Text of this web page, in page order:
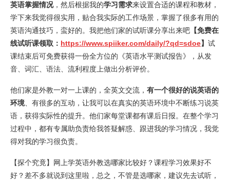
英语掌握情况，然后根据我的学习需求来设置合适的课程和教材，
学下来我觉得很实用，贴合我实际的工作场景，掌握了很多有用的
英语沟通技巧，蛮好的。我把他们家的试听课分享出来吧 【免费在
线试听课领取： https://www.spiiker.com/daily/?qd=sdoe】 试
课结束后可免费获得一份全方位的《英语水平测试报告》，从发
音、词汇、语法、流利程度上做出分析评价。
他们家是外教一对一上课的，全英文交流， 有一个很好的说英语的
环境 、有很多的互动，让我可以在真实的英语环境中不断练习说英
语，获得实际性的提升。他们家每堂课都有课后日报。在整个学习
过程中，都有专属助负责给我答疑解惑、跟进我的学习情况，我觉
得对我的学习很负责。
【探个究竟】网上学英语外教选哪家比较好？课程学习效果好不
好？差不多就说到这里啦，总之，不管是选哪家，建议先去试听，